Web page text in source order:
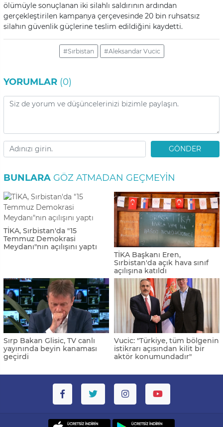
ölümüyle sonuçlanan iki silahlı saldırının ardından
gerçekleştirilen kampanya çerçevesinde 20 bin ruhsatsız
silahın güvenlik güçlerine teslim edildiğini kaydetti.
#Sırbistan #Aleksandar Vucic
YORUMLAR (0)
GÖNDER
BUNLARA GÖZ ATMADAN GEÇMEYIN
TİKA, Sırbistan'da "15
Temmuz Demokrasi
Meydanı"nın açılışını yaptı
TİKA Başkanı Eren,
Sırbistan'da açık hava sınıf
açılışına katıldı
Sırp Bakan Glisic, TV canlı
yayınında beyin kanaması
geçirdi
Vucic: "Türkiye, tüm bölgenin
istikrarı açısından kilit bir
aktör konumundadır"